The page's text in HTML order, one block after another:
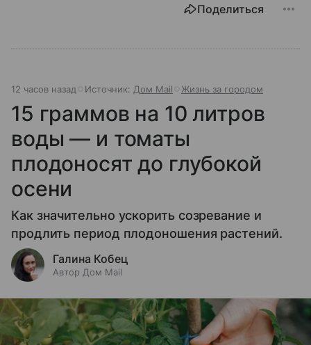
Поделиться
12 часов назад Источник: Дом Mail Жизнь за городом
15 граммов на 10 литров
воды — и томаты
плодоносят до глубокой
осени
Как значительно ускорить созревание и
продлить период плодоношения растений.
Галина Кобец
Автор Дом Mail